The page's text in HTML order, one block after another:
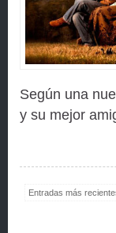
Según una
y su mejor
Entradas más